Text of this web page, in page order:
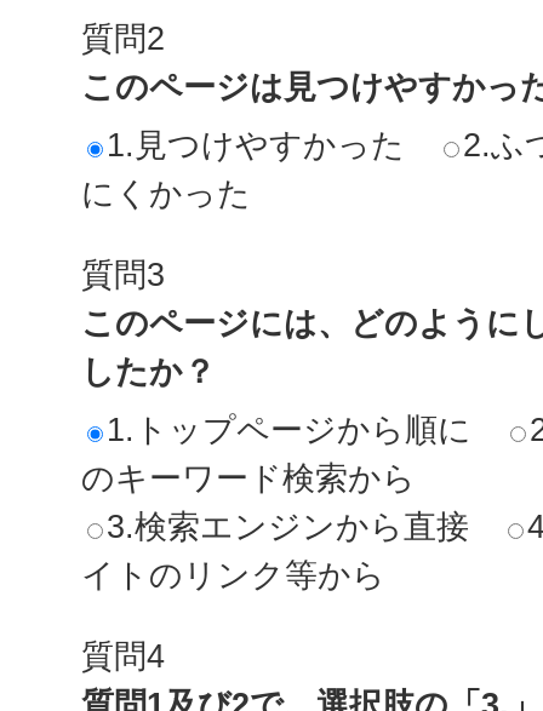
質問2
このページは見つけやすかっ
1.見つけやすかった
2.ふ
にくかった
質問3
このページには、どのように
したか？
1.トップページから順に
のキーワード検索から
3.検索エンジンから直接
イトのリンク等から
質問4